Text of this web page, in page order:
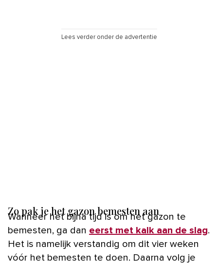
Lees verder onder de advertentie
Zo pak je het gazon bemesten aan
Wanneer het bijna tijd is om het gazon te
bemesten, ga dan eerst met kalk aan de slag.
Het is namelijk verstandig om dit vier weken
vóór het bemesten te doen. Daarna volg je